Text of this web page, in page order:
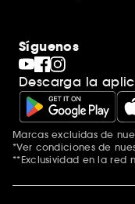
Síguenos
Descarga la
Marcas excluidas de
*Ver condiciones de
**Exclusividad en la red